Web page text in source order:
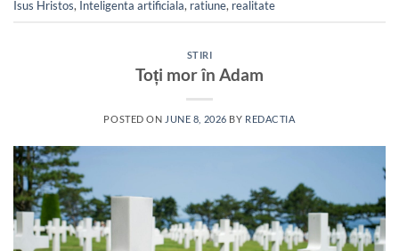
Isus Hristos, Inteligenta artificiala, ratiune, realitate
STIRI
Toți mor în Adam
POSTED ON JUNE 8, 2026 BY REDACTIA